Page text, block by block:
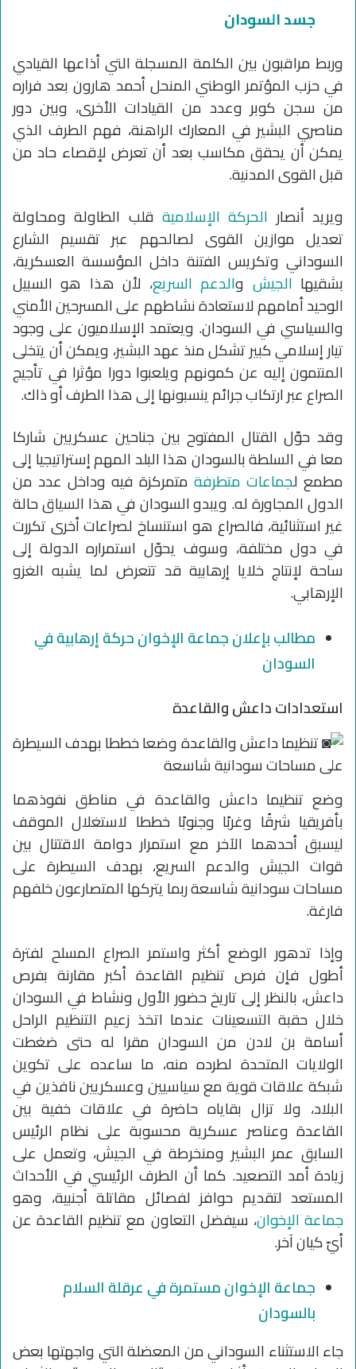
جسد السودان
وربط مراقبون بين الكلمة المسجلة التي أذاعها القيادي
في حزب المؤتمر الوطني المنحل أحمد هارون بعد فراره
من سجن كوبر وعدد من القيادات الأخرى، وبين دور
مناصري البشير في المعارك الراهنة، فهم الطرف الذي
يمكن أن يحقق مكاسب بعد أن تعرض لإقصاء حاد من
قبل القوى المدنية.
ويريد أنصار الحركة الإسلامية قلب الطاولة ومحاولة
تعديل موازين القوى لصالحهم عبر تقسيم الشارع
السوداني وتكريس الفتنة داخل المؤسسة العسكرية،
بشقيهاالجيش والدعم السريع، لأن هذا هو السبيل
الوحيد أمامهم لاستعادة نشاطهم على المسرحين الأمني
والسياسي في السودان. ويعتمد الإسلاميون على وجود
تيار إسلامي كبير تشكل منذ عهد البشير، ويمكن أن يتخلى
المنتمون إليه عن كمونهم ويلعبوا دورا مؤثرا في تأجيج
الصراع عبر ارتكاب جرائم ينسبونها إلى هذا الطرف أو ذاك.
وقد حوّل القتال المفتوح بين جناحين عسكريين شاركا
معا في السلطة بالسودان هذا البلد المهم إستراتيجيا إلى
مطمع لجماعات متطرفة متمركزة فيه وداخل عدد من
الدول المجاورة له. ويبدو السودان في هذا السياق حالة
غير استثنائية، فالصراع هو استنساخ لصراعات أخرى تكررت
في دول مختلفة، وسوف يحوّل استمراره الدولة إلى
ساحة لإنتاج خلايا إرهابية قد تتعرض لما يشبه الغزو
الإرهابي.
مطالب بإعلان جماعة الإخوان حركة إرهابية في
السودان
استعدادات داعش والقاعدة
وضع تنظيما داعش والقاعدة في مناطق نفوذهما
بأفريقيا شرقًا وغربًا وجنوبًا خططا لاستغلال الموقف
ليسبق أحدهما الآخر مع استمرار دوامة الاقتتال بين
قوات الجيش والدعم السريع، بهدف السيطرة على
مساحات سودانية شاسعة ربما يتركها المتصارعون خلفهم
فارغة.
وإذا تدهور الوضع أكثر واستمر الصراع المسلح لفترة
أطول فإن فرص تنظيم القاعدة أكبر مقارنة بفرص
داعش، بالنظر إلى تاريخ حضور الأول ونشاط في السودان
خلال حقبة التسعينات عندما اتخذ زعيم التنظيم الراحل
أسامة بن لادن من السودان مقرا له حتى ضغطت
الولايات المتحدة لطرده منه، ما ساعده على تكوين
شبكة علاقات قوية مع سياسيين وعسكريين نافذين في
البلاد، ولا تزال بقاياه حاضرة في علاقات خفية بين
القاعدة وعناصر عسكرية محسوبة على نظام الرئيس
السابق عمر البشير ومنخرطة في الجيش، وتعمل على
زيادة أمد التصعيد. كما أن الطرف الرئيسي في الأحداث
المستعد لتقديم حوافز لفصائل مقاتلة أجنبية، وهو
جماعة الإخوان، سيفضل التعاون مع تنظيم القاعدة عن
أيّ كيان آخر.
جماعة الإخوان مستمرة في عرقلة السلام
بالسودان
جاء الاستثناء السوداني من المعضلة التي واجهتها بعض